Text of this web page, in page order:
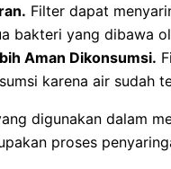
Filter dapat
bakteri yang dibawa
Aman Dikonsumsi.
karena air sudah
digunakan dalam
proses